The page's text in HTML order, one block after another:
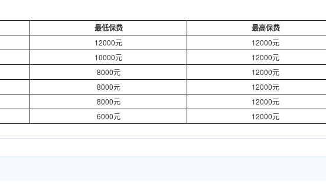
最低保费 最高保费
12000元
12000元
10000元
12000元
8000元
12000元
8000元
12000元
8000元
12000元
6000元 12000元